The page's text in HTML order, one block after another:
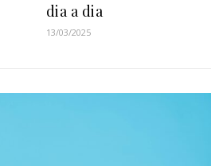
dia a dia
13/03/2025